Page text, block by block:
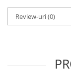
Review-uri(0)